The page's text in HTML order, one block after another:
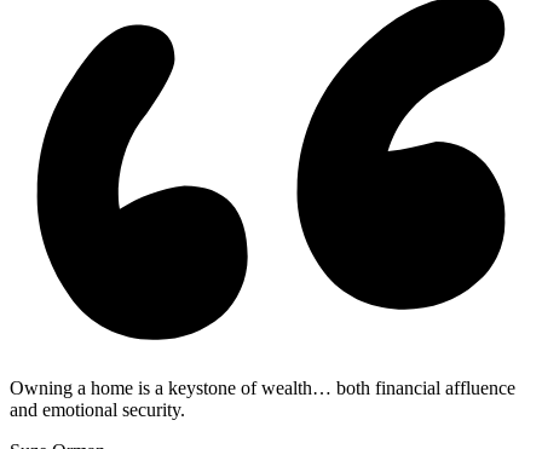
Owning a home is a keystone of wealth… both financial affluence
and emotional security.